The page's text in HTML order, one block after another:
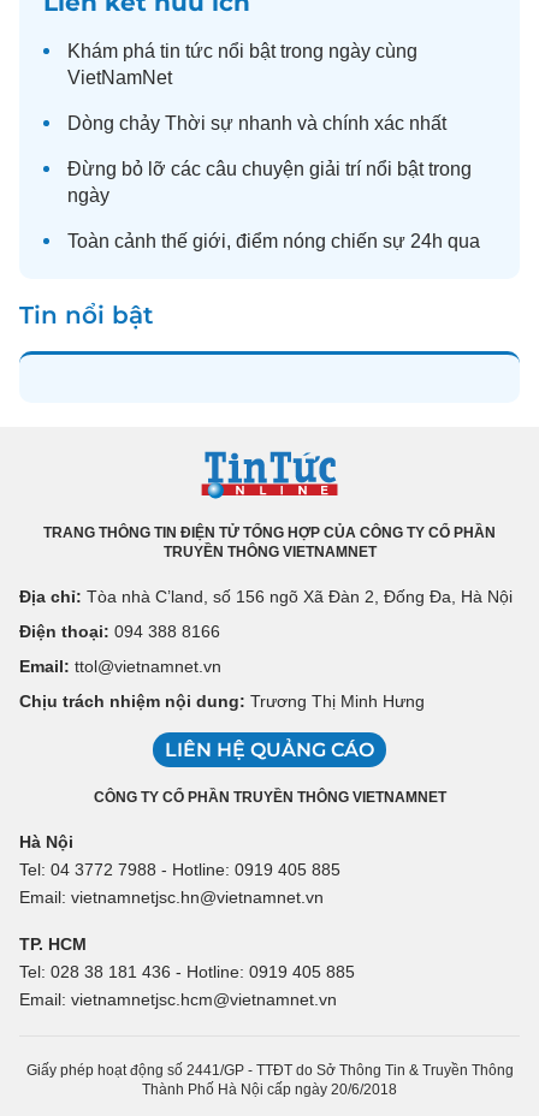
Khám phá tin tức nổi bật trong ngày cùng
VietNamNet
Dòng chảy Thời sự nhanh và chính xác nhất
Đừng bỏ lỡ các câu chuyện giải trí nổi bật trong
ngày
Toàn cảnh thế giới, điểm nóng chiến sự 24h qua
Tin nổi bật
TRANG THÔNG TIN ĐIỆN TỬ TỔNG HỢP CỦA CÔNG TY CỔ PHẦN
TRUYỀN THÔNG VIETNAMNET
Địa chỉ: Tòa nhà C’land, số 156 ngõ Xã Đàn 2, Đống Đa, Hà Nội
Điện thoại: 094 388 8166
Email: ttol@vietnamnet.vn
Chịu trách nhiệm nội dung: Trương Thị Minh Hưng
LIÊN HỆ QUẢNG CÁO
CÔNG TY CỔ PHẦN TRUYỀN THÔNG VIETNAMNET
Hà Nội
Tel: 04 3772 7988 - Hotline: 0919 405 885
Email: vietnamnetjsc.hn@vietnamnet.vn
TP. HCM
Tel: 028 38 181 436 - Hotline: 0919 405 885
Email: vietnamnetjsc.hcm@vietnamnet.vn
Giấy phép hoạt động số 2441/GP - TTĐT do Sở Thông Tin & Truyền Thông
Thành Phố Hà Nội cấp ngày 20/6/2018